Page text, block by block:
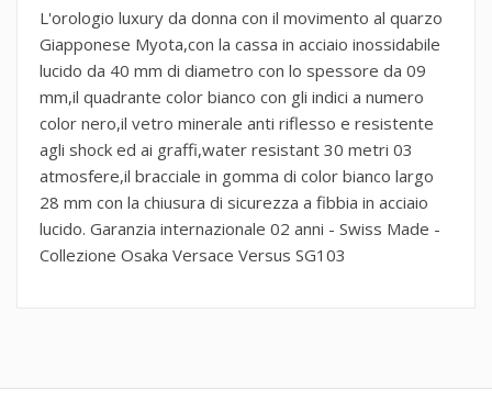
L'orologio luxury da donna con il movimento al quarzo
Giapponese Myota,con la cassa in acciaio inossidabile
lucido da 40 mm di diametro con lo spessore da 09
mm,il quadrante color bianco con gli indici a numero
color nero,il vetro minerale anti riflesso e resistente
agli shock ed ai graffi,water resistant 30 metri 03
atmosfere,il bracciale in gomma di color bianco largo
28 mm con la chiusura di sicurezza a fibbia in acciaio
lucido. Garanzia internazionale 02 anni - Swiss Made -
Collezione Osaka Versace Versus SG103